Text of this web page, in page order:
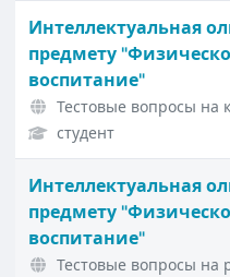
Интеллектуальная
предмету
воспитание"
Тестовые вопросы на
студент
Интеллектуальная
предмету
воспитание"
Тестовые вопросы на